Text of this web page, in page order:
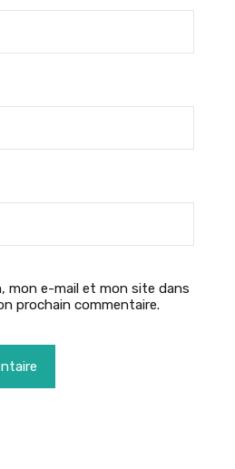
mon e-mail et mon site dans
prochain commentaire.